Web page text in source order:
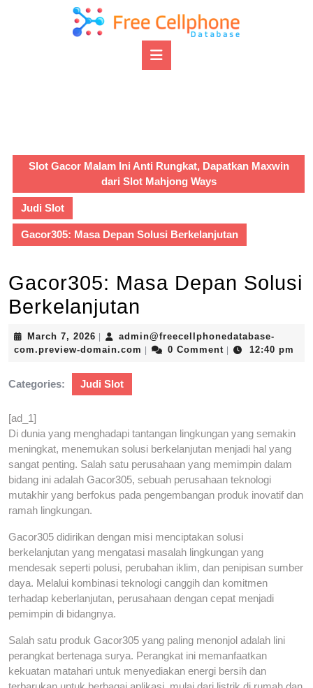
Slot Gacor Malam Ini Anti Rungkat, Dapatkan Maxwin
dari Slot Mahjong Ways
Judi Slot
Gacor305: Masa Depan Solusi Berkelanjutan
Gacor305: Masa Depan Solusi
Berkelanjutan
March 7, 2026 March
7,
admin@freecellphonedatabase-
com.preview-domain.com admin@freecellphonedatabase-
0 Comment 12:40 pm
Categories: Judi Slot
[ad_1]
Di dunia yang menghadapi tantangan lingkungan yang semakin
meningkat, menemukan solusi berkelanjutan menjadi hal yang
sangat penting. Salah satu perusahaan yang memimpin dalam
bidang ini adalah Gacor305, sebuah perusahaan teknologi
mutakhir yang berfokus pada pengembangan produk inovatif dan
ramah lingkungan.
Gacor305 didirikan dengan misi menciptakan solusi
berkelanjutan yang mengatasi masalah lingkungan yang
mendesak seperti polusi, perubahan iklim, dan penipisan sumber
daya. Melalui kombinasi teknologi canggih dan komitmen
terhadap keberlanjutan, perusahaan dengan cepat menjadi
pemimpin di bidangnya.
Salah satu produk Gacor305 yang paling menonjol adalah lini
perangkat bertenaga surya. Perangkat ini memanfaatkan
kekuatan matahari untuk menyediakan energi bersih dan